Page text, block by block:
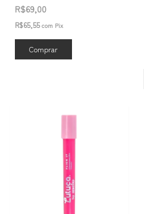
R$69,00
R$65,55com Pix